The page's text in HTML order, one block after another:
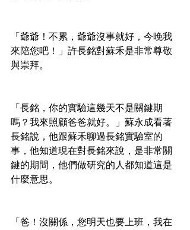
「爺爺！不累，爺爺沒事就好，今晚我
來陪您吧！」許長銘對蘇禾是非常尊敬
與崇拜。
「長銘，你的實驗這幾天不是關鍵期
嗎？我來照顧爸爸就好。」蘇永成看著
長銘說，他跟蘇禾聊過長銘實驗室的
事，他知道現在對長銘來說，是非常關
鍵的期間，他們做研究的人都知道這是
什麼意思。
「爸！沒關係，您明天也要上班，我在